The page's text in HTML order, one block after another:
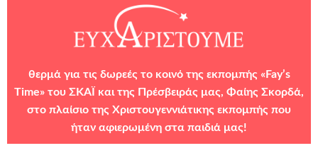
θερμά για τις δωρεές το κοινό της εκπομπής «Fay’s
Time» του ΣΚΑΪ και της Πρέσβειράς μας, Φαίης Σκορδά,
στο πλαίσιο της Χριστουγεννιάτικης εκπομπής που
ήταν αφιερωμένη στα παιδιά μας!